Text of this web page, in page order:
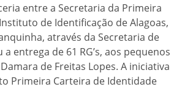
entre a Secretaria da Primeira
de Identificação de Alagoas,
através da Secretaria de
a entrega de 61 RG’s, aos pequenos
de Freitas Lopes. A iniciativa
Primeira Carteira de Identidade